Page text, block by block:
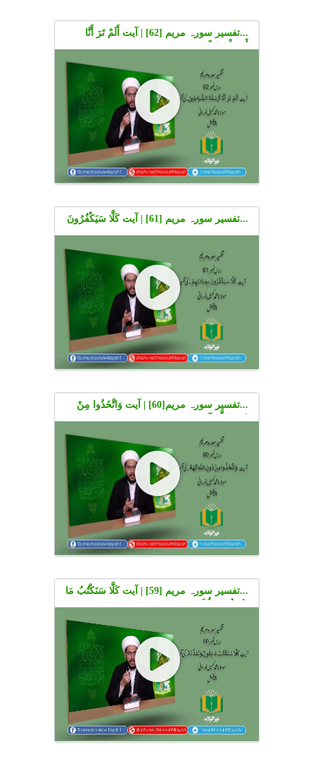
...تفسیر سورہ مریم [62] | آیت أَلَمْ تَرَ أَنَّا
أَرْسَلْنَا الشَّيَاطِينَ۔ کی تفسیر | Urdu
...تفسیر سورہ مریم [61] | آیت كَلَّا سَيَكْفُرُونَ
بِعِبَادَتِهِمْ۔ کی تفسیر | Urdu
...تفسیر سورہ مریم[60] | آیت وَاتَّخَذُوا مِنْ
دُونِ اللَّهِ آلِهَةً۔ کی تفسیر | Urdu
...تفسیر سورہ مریم [59] | آیت كَلَّا سَنَكْتُبُ مَا
يَقُولُ وَنَمُدُّ لَهُ۔ کی تفسیر | Urdu